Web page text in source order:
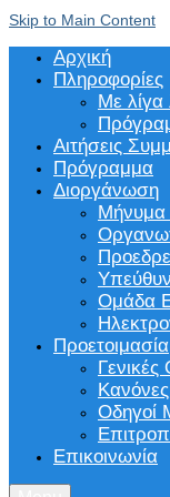
Skip to Main Content
Αρχική
Πληροφορίες
Με λίγα
Αιτήσεις
Πρόγραμμα
Διοργάνωση
Μήνυμα
Ομάδα
Προετοιμασία
Γενικές
Κανόνες
Οδηγοί
Επικοινωνία